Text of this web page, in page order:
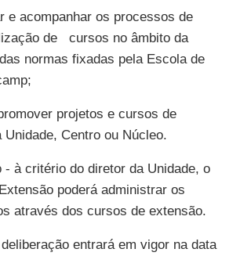
e acompanhar os processos de
de cursos no âmbito da
normas fixadas pela Escola de
projetos e cursos de
Centro ou Núcleo.
- à critério do diretor da Unidade, o
poderá administrar os
através dos cursos de extensão.
entrará em vigor na data